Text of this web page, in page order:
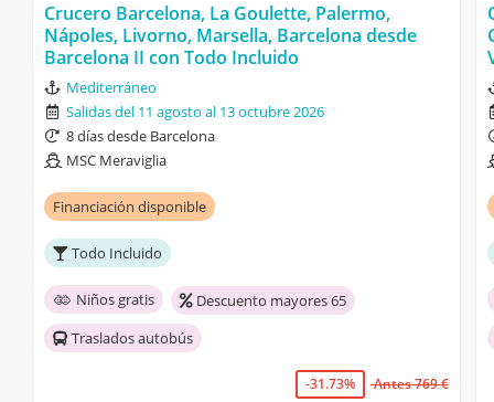
Crucero Barcelona, La Goulette, Palermo,
Nápoles, Livorno, Marsella, Barcelona desde
Barcelona II con Todo Incluido
Mediterráneo
Salidas del 11 agosto al 13 octubre 2026
8 días desde Barcelona
MSC Meraviglia
Financiación disponible
Todo Incluido
Niños gratis
Descuento mayores 65
Traslados autobús
-31.73%
Antes 769 €